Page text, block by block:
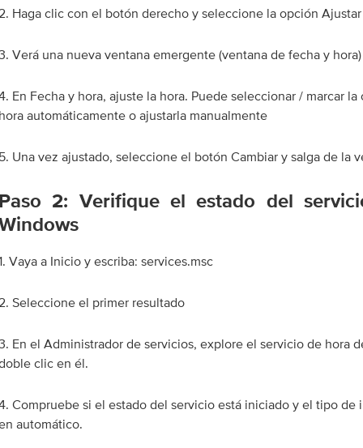
Haga clic con el botón derecho y seleccione la opción
Verá una nueva ventana emergente (ventana de fecha y hora)
En Fecha y hora, ajuste la hora. Puede seleccionar / marcar
automáticamente o ajustarla manualmente
Una vez ajustado, seleccione el botón Cambiar y salga de la
2: Verifique el estado del
Vaya a Inicio y escriba: services.msc
Seleccione el primer resultado
En el Administrador de servicios, explore el servicio de hora
clic en él.
Compruebe si el estado del servicio está iniciado y el tipo de
automático.